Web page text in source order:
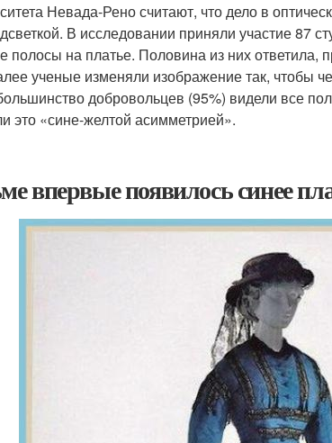
Невада-Рено считают, что дело в
В исследовании приняли участие 87
полосы на платье. Половина из них
ученые изменяли изображение так, чтобы
добровольцев (95%) видели все
это «сине-желтой асимметрией».
впервые появилось синее